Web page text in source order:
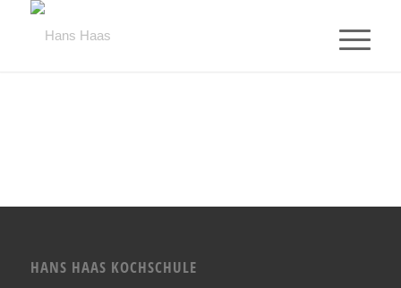
HANS HAAS KOCHSCHULE